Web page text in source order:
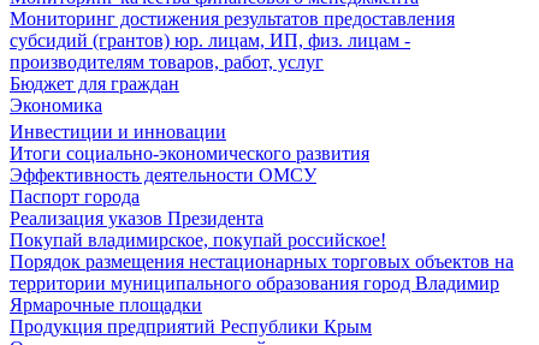
Мониторинг достижения результатов предоставления
субсидий (грантов) юр. лицам, ИП, физ. лицам -
производителям товаров, работ, услуг
Бюджет для граждан
Экономика
Инвестиции и инновации
Итоги социально-экономического развития
Эффективность деятельности ОМСУ
Паспорт города
Реализация указов Президента
Покупай владимирское, покупай российское!
Порядок размещения нестационарных торговых объектов на
территории муниципального образования город Владимир
Ярмарочные площадки
Продукция предприятий Республики Крым